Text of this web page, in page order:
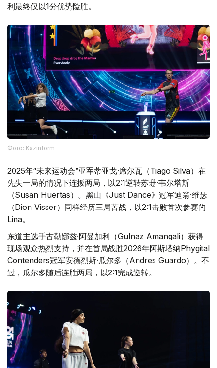
利最终仅以1分优势险胜。
Фото: Kazinform
2025年“未来运动会”亚军蒂亚戈·席尔瓦（Tiago Silva）在
先失一局的情况下连扳两局，以2:1逆转苏珊·韦尔塔斯
（Susan Huertas）。黑山《Just Dance》冠军迪翁·维瑟
（Dion Visser）同样经历三局苦战，以2:1击败首次参赛的
Lina。
东道主选手古勒娜兹·阿曼加利（Gulnaz Amangali）获得
现场观众热烈支持，并在首局战胜2026年阿斯塔纳Phygital
Contenders冠军安德烈斯·瓜尔多（Andres Guardo）。不
过，瓜尔多随后连胜两局，以2:1完成逆转。